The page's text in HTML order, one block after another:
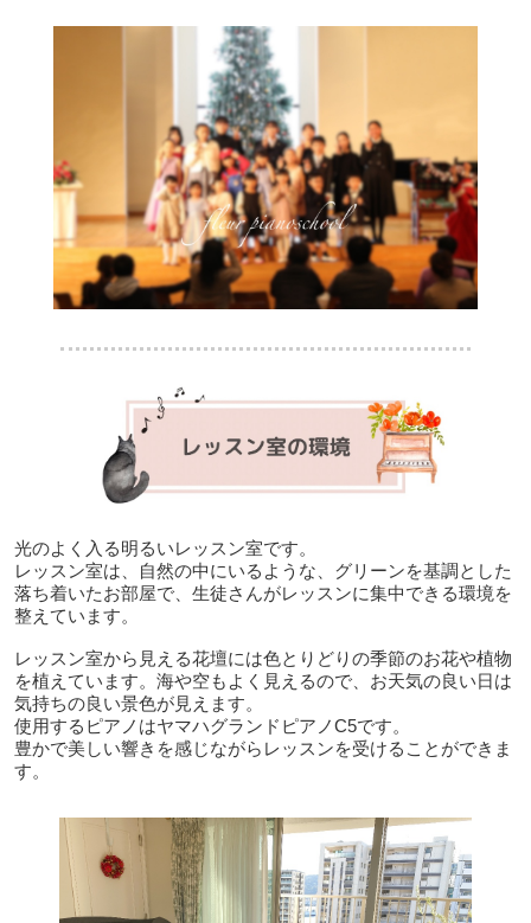
光のよく入る明るいレッスン室です。
レッスン室は、自然の中にいるような、グリーンを基調とした
落ち着いたお部屋で、生徒さんがレッスンに集中できる環境を
整えています。
レッスン室から見える花壇には色とりどりの季節のお花や植物
を植えています。海や空もよく見えるので、お天気の良い日は
気持ちの良い景色が見えます。
使用するピアノはヤマハグランドピアノC5です。
豊かで美しい響きを感じながらレッスンを受けることができま
す。